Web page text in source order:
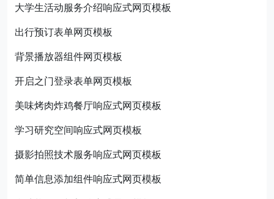
大学生活动服务介绍响应式网页模板
出行预订表单网页模板
背景播放器组件网页模板
开启之门登录表单网页模板
美味烤肉炸鸡餐厅响应式网页模板
学习研究空间响应式网页模板
摄影拍照技术服务响应式网页模板
简单信息添加组件响应式网页模板